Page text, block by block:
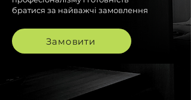
братися за найважчі замовлення
Замовити